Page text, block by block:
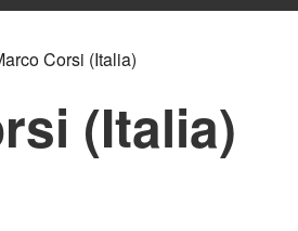
Corsi (Italia)
(Italia)